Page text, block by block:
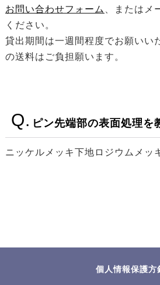
お問い合わせフォーム、またはメ
ください。
貸出期間は一週間程度でお願いい
の送料はご負担願います。
ピン先端部の表面処理を
ニッケルメッキ下地ロジウムメッ
個人情報保護方